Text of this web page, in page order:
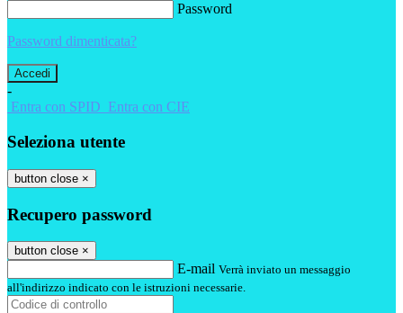
Password
Password dimenticata?
-
Entra con SPID Entra con CIE
Seleziona utente
button close ×
Recupero password
button close ×
E-mail Verrà inviato un messaggio
all'indirizzo indicato con le istruzioni necessarie.